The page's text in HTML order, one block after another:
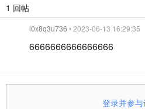
1 回帖
l0x8q3u736 • 2023-06-13 16:29:35
6666666666666666
登录并参